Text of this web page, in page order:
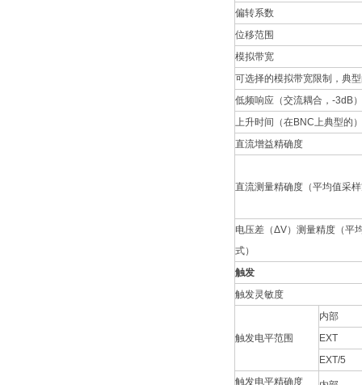
偏转系数
位移范围
模拟带宽
可选择的模拟带宽限制，典
低频响应（交流耦合，-3dB）
上升时间（在BNC上典型的）
直流增益精确度
直流测量精确度（平均值采
电压差（ΔV）测量精度（平
式）
触发
触发灵敏度
触发电平范围
内部
EXT
EXT/5
触发电平精确度